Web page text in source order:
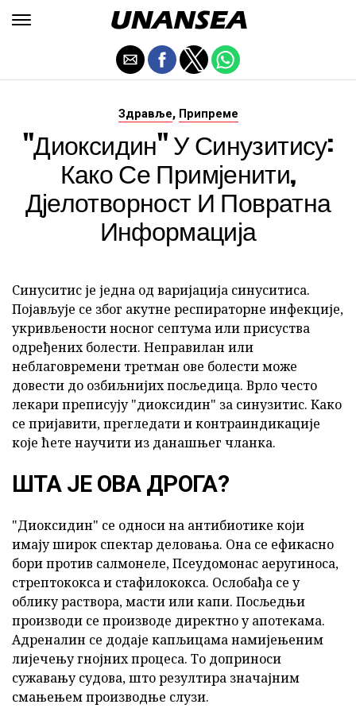
Здравље, Припреме
"Диоксидин" У Синузитису:
Како Се Примјенити,
Дјелотворност И Повратна
Информација
Синуситис је једна од варијација синуситиса.
Појављује се због акутне респираторне инфекције,
укривљености носног септума или присуства
одређених болести. Неправилан или
неблаговремени третман ове болести може
довести до озбиљнијих посљедица. Врло често
лекари преписују "диоксидин" за синузитис. Како
се пријавити, прегледати и контраиндикације
које ћете научити из данашњег чланка.
ШТА ЈЕ ОВА ДРОГА?
"Диоксидин" се односи на антибиотике који
имају широк спектар деловања. Она се ефикасно
бори против салмонеле, Псеудомонас аеругиноса,
стрептококса и стафилококса. Ослобађа се у
облику раствора, масти или капи. Посљедњи
производи се производе директно у апотекама.
Адреналин се додаје капљицама намијењеним
лијечењу гнојних процеса. То доприноси
сужавању судова, што резултира значајним
смањењем производње слузи.